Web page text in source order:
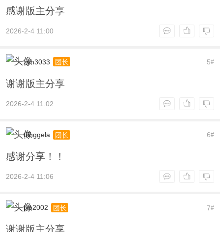
感谢版主分享
2026-2-4 11:00
5#
zyh3033 团长
谢谢版主分享
2026-2-4 11:02
6#
dinggela 团长
感谢分享！！
2026-2-4 11:06
7#
jxp2002 团长
谢谢版主分享